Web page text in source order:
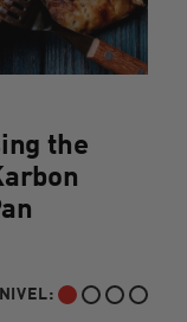
the
NIVEL:
PRINCIPIANTE